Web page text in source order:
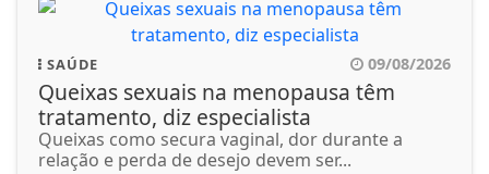
SAÚDE 09/08/2026
Queixas sexuais na menopausa têm
tratamento, diz especialista
Queixas como secura vaginal, dor durante a
relação e perda de desejo devem ser...